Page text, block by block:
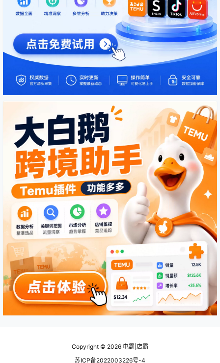
Copyright © 2026 电霸|店霸
苏ICP备2022003226号-4